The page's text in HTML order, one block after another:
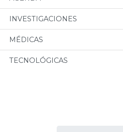
INVESTIGACIONES
MÉDICAS
TECNOLÓGICAS